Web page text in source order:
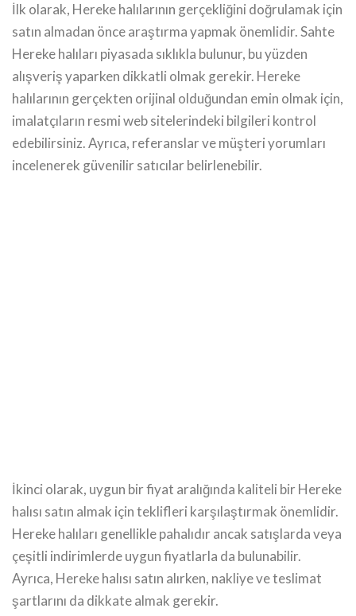
İlk olarak, Hereke halılarının gerçekliğini doğrulamak için
satın almadan önce araştırma yapmak önemlidir. Sahte
Hereke halıları piyasada sıklıkla bulunur, bu yüzden
alışveriş yaparken dikkatli olmak gerekir. Hereke
halılarının gerçekten orijinal olduğundan emin olmak için,
imalatçıların resmi web sitelerindeki bilgileri kontrol
edebilirsiniz. Ayrıca, referanslar ve müşteri yorumları
incelenerek güvenilir satıcılar belirlenebilir.
İkinci olarak, uygun bir fiyat aralığında kaliteli bir Hereke
halısı satın almak için teklifleri karşılaştırmak önemlidir.
Hereke halıları genellikle pahalıdır ancak satışlarda veya
çeşitli indirimlerde uygun fiyatlarla da bulunabilir.
Ayrıca, Hereke halısı satın alırken, nakliye ve teslimat
şartlarını da dikkate almak gerekir.